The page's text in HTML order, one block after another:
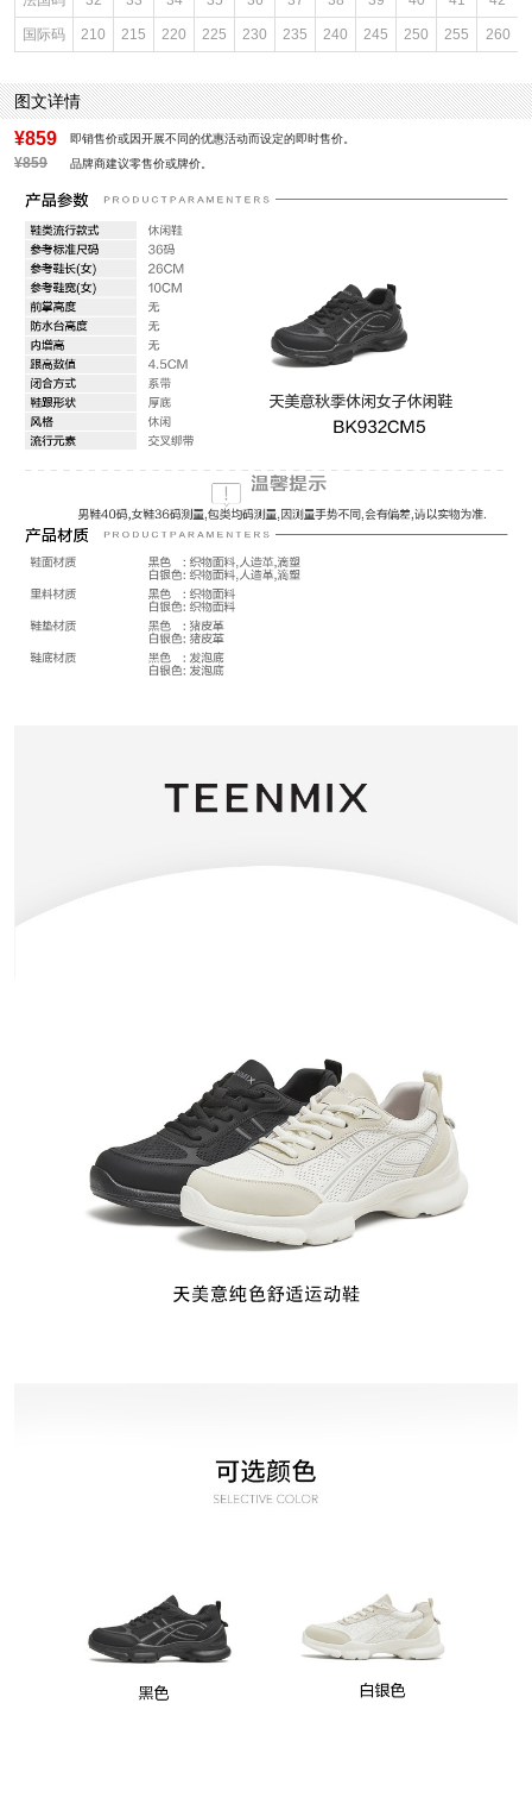
鞋面材质：滴塑,人造革,织物面料
鞋面图案：纯色
参考鞋长(女)：26CM
制鞋工艺：胶贴皮鞋
皮质特征：织物
里料材质：织物面料
风格：休闲
国际码 210 215 220 225 230 235 240 245 250 255 260
图文详情
¥859 即销售价或因开展不同的优惠活动而设定的即时售价。
¥859 品牌商建议零售价或牌价。